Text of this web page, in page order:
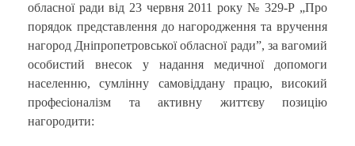
обласної ради від 23 червня 2011 року № 329-Р „Про
порядок представлення до нагородження та вручення
нагород Дніпропетровської обласної ради”, за вагомий
особистий внесок у надання медичної допомоги
населенню, сумлінну самовіддану працю, високий
професіоналізм та активну життєву позицію
нагородити: